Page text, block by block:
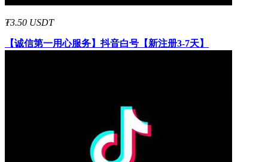
₮3.50 USDT
【诚信第一用心服务】抖音白号【新注册3-7天】